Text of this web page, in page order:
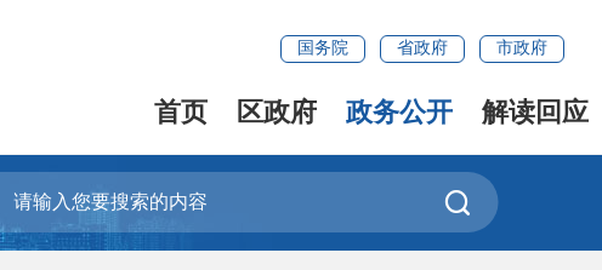
国务院 省政府 市政府
首页 区政府 政务公开 解读回应
